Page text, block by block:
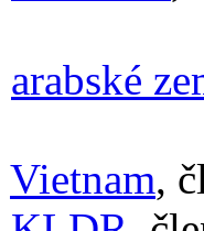
arabské
Vietnam,